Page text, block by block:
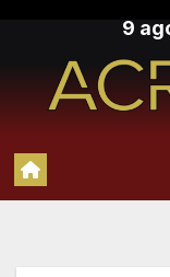
contenido
9